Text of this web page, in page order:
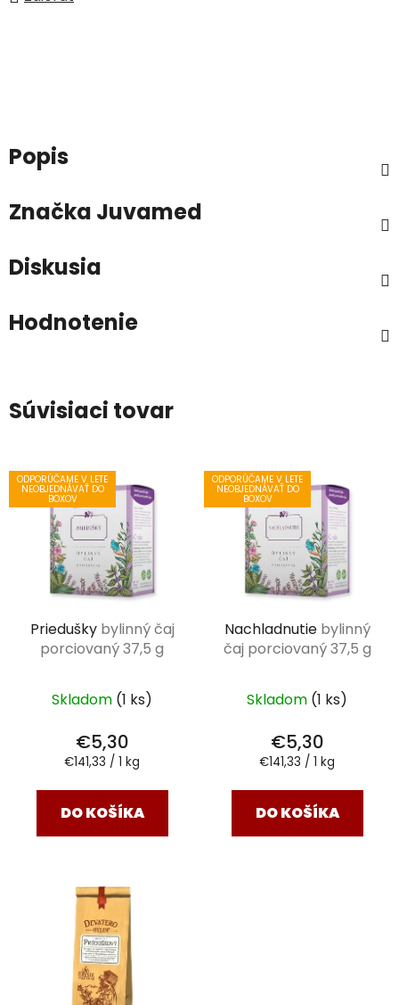
Popis
Značka Juvamed
Diskusia
Hodnotenie
Súvisiaci tovar
ODPORÚČAME V LETE
NEOBJEDNÁVAŤ DO
BOXOV
Priedušky bylinný čaj
porciovaný 37,5 g
Skladom (1 ks)
€5,30
Jednotková
€141,33 / 1 kg
DO KOŠÍKA
ODPORÚČAME V LETE
NEOBJEDNÁVAŤ DO
BOXOV
Nachladnutie bylinný
čaj porciovaný 37,5 g
Skladom (1 ks)
€5,30
Jednotková
€141,33 / 1 kg
DO KOŠÍKA